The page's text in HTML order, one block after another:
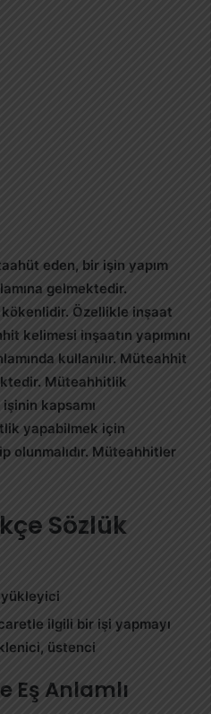
eden, bir işin yapım
gelmektedir.
Özellikle inşaat
kelimesi inşaatın yapımını
kullanılır. Müteahhit
Müteahhitlik
kapsamı
yapabilmek için
olunmalıdır. Müteahhitler
Sözlük
ilgili bir işi yapmayı
üstenci
Eş Anlamlı